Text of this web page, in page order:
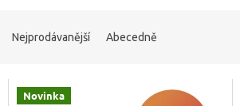
Nejprodávanější Abecedně
Novinka